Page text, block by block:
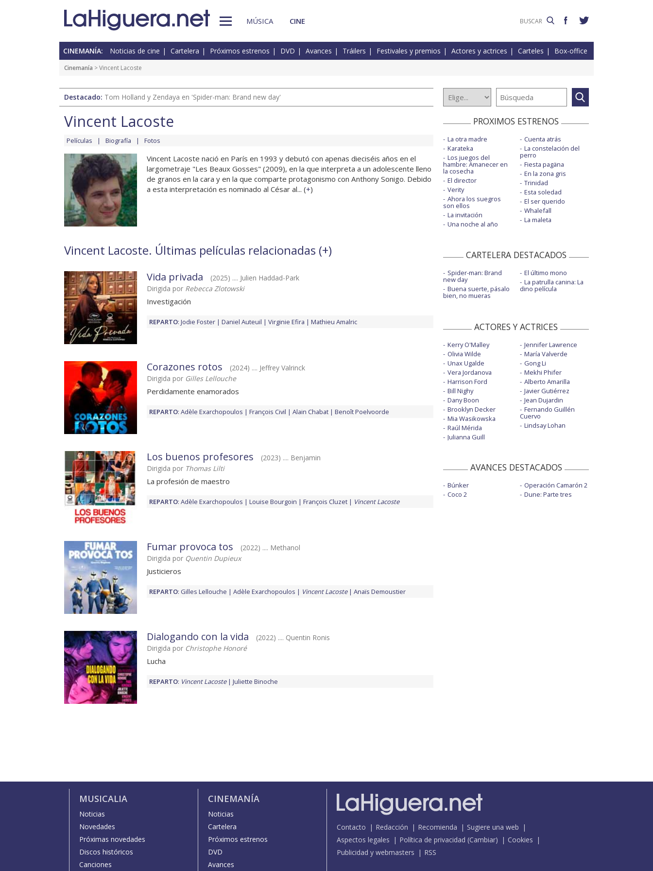
MÚSICA CINE
CINEMANÍA: Noticias de cine Cartelera Próximos estrenos DVD Avances Tráilers Festivales y premios Actores y actrices Carteles Box-office
Cinemanía > Vincent Lacoste
Destacado: Tom Holland y Zendaya en 'Spider-man: Brand new day'
Vincent Lacoste
Películas Biografía Fotos
Vincent Lacoste nació en París en 1993 y debutó con apenas dieciséis años en el
largometraje "Les Beaux Gosses" (2009), en la que interpreta a un adolescente lleno
de granos en la cara y en la que comparte protagonismo con Anthony Sonigo. Debido
a esta interpretación es nominado al César al... (+)
Vincent Lacoste. Últimas películas relacionadas (+)
Vida privada
(2025) .... Julien Haddad-Park
Dirigida por Rebecca Zlotowski
Investigación
REPARTO: Jodie Foster Daniel Auteuil Virginie Efira Mathieu Amalric
Corazones rotos
(2024) .... Jeffrey Valrinck
Dirigida por Gilles Lellouche
Perdidamente enamorados
REPARTO: Adèle Exarchopoulos François Civil Alain Chabat Benoît Poelvoorde
Los buenos profesores
(2023) .... Benjamin
Dirigida por Thomas Lilti
La profesión de maestro
REPARTO: Adèle Exarchopoulos Louise Bourgoin François Cluzet Vincent Lacoste
Fumar provoca tos
(2022) .... Methanol
Dirigida por Quentin Dupieux
Justicieros
REPARTO: Gilles Lellouche Adèle Exarchopoulos Vincent Lacoste Anaïs Demoustier
Dialogando con la vida
(2022) .... Quentin Ronis
Dirigida por Christophe Honoré
Lucha
REPARTO: Vincent Lacoste Juliette Binoche
PROXIMOS ESTRENOS
La otra madre
Karateka
Los juegos del
hambre: Amanecer en
la cosecha
El director
Verity
Ahora los suegros
son ellos
La invitación
Una noche al año
Cuenta atrás
La constelación del
perro
Fiesta pagäna
En la zona gris
Trinidad
Esta soledad
El ser querido
Whalefall
La maleta
CARTELERA DESTACADOS
Spider-man: Brand
new day
Buena suerte, pásalo
bien, no mueras
El último mono
La patrulla canina: La
dino película
ACTORES Y ACTRICES
Kerry O'Malley
Olivia Wilde
Unax Ugalde
Vera Jordanova
Harrison Ford
Bill Nighy
Dany Boon
Brooklyn Decker
Mia Wasikowska
Raúl Mérida
Julianna Guill
Jennifer Lawrence
María Valverde
Gong Li
Mekhi Phifer
Alberto Amarilla
Javier Gutiérrez
Jean Dujardin
Fernando Guillén
Cuervo
Lindsay Lohan
AVANCES DESTACADOS
Búnker
Coco 2
Operación Camarón 2
Dune: Parte tres
MUSICALIA
Noticias
Novedades
Próximas novedades
Discos históricos
Canciones
CINEMANÍA
Noticias
Cartelera
Próximos estrenos
DVD
Avances
Contacto Redacción Recomienda
Sugiere una web
Aspectos legales
Política de privacidad (Cambiar)
Cookies
Publicidad y webmasters
RSS